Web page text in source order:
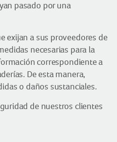
pasado por una
exijan a sus proveedores de
necesarias para la
correspondiente a
De esta manera,
o daños sustanciales.
de nuestros clientes